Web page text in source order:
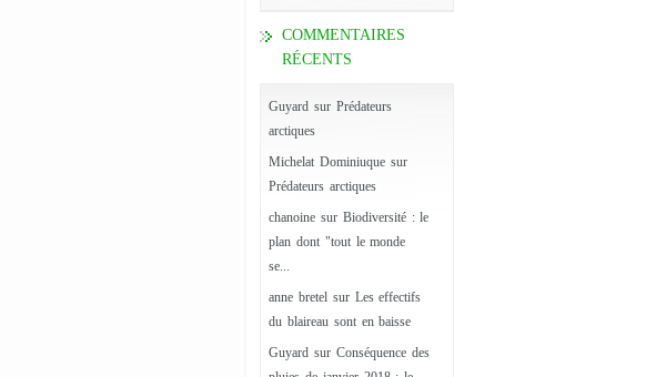
COMMENTAIRES
RÉCENTS
Guyard sur Prédateurs
arctiques
Michelat Dominiuquesur
Prédateurs arctiques
chanoine sur Biodiversité : le
plan dont "tout le monde
se...
anne bretelsur Les effectifs
du blaireau sont en baisse
Guyard sur Conséquence des